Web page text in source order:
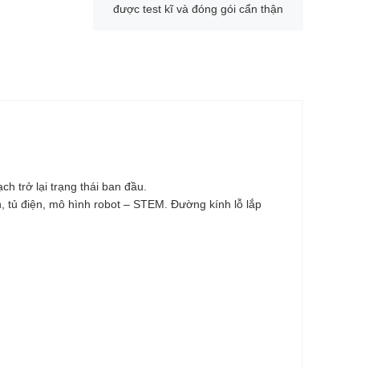
được test kĩ và đóng gói cẩn thận
trở lại trạng thái ban đầu.
tủ điện, mô hình robot – STEM. Đường kính lỗ lắp